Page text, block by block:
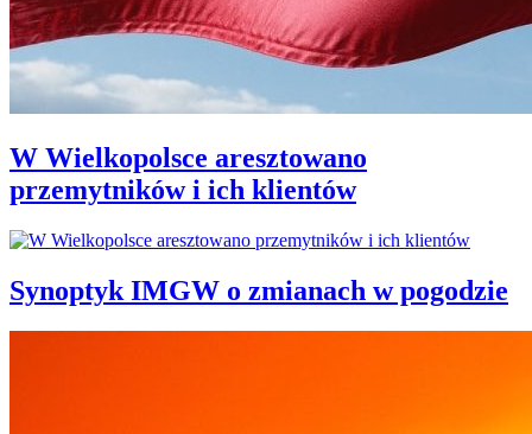
W Wielkopolsce aresztowano
przemytników i ich klientów
Synoptyk IMGW o zmianach w pogodzie